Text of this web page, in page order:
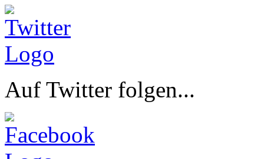
Auf Twitter folgen...